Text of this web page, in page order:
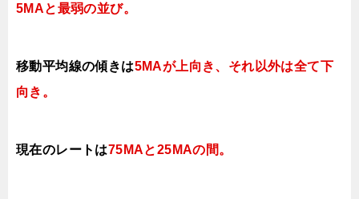
5MAと最弱の並び。
移動平均線の傾きは5MAが上向き、それ以外は全て下
向き 。
現在のレートは75MAと25MAの間。